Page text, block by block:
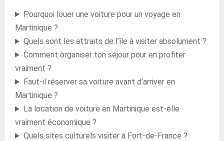
Pourquoi louer une voiture pour un voyage en
Martinique ?
Quels sont les attraits de l’île à visiter absolument ?
Comment organiser ton séjour pour en profiter
vraiment ?
Faut-il réserver sa voiture avant d’arriver en
Martinique ?
La location de voiture en Martinique est-elle
vraiment économique ?
Quels sites culturels visiter à Fort-de-France ?